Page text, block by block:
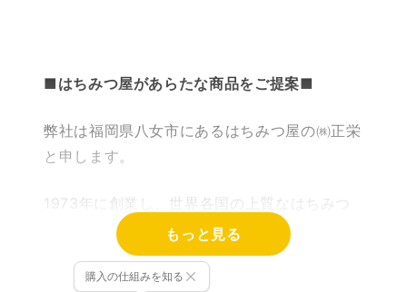
■ はちみつ屋があらたな商品をご提案■
弊社は福岡県八女市にあるはちみつ屋の㈱正栄
と申します。
1973年に創業し、世界各国の上質なはちみつ
やはちみつと果汁を合わせた商品、皆様の健康
をサポートするオリゴ糖を用いた商品など多く
の商品をご提案し続けてまいりました。
もっと見る
購入の仕組みを知る